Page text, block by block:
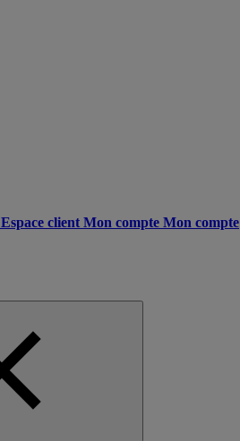
Espace client Mon compte Mon compte